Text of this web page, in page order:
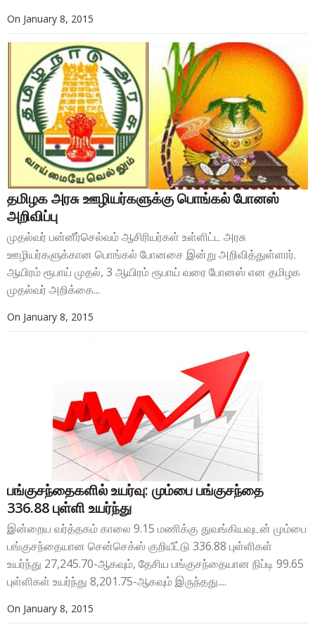
On January 8, 2015
தமிழக அரசு ஊழியர்களுக்கு பொங்கல் போனஸ்
அறிவிப்பு
முதல்வர் பன்னீர்செல்வம் ஆசிரியர்கள் உள்ளிட்ட அரசு
ஊழியர்களுக்கான பொங்கல் போனசை இன்று அறிவித்துள்ளார்.
ஆயிரம் ரூபாய் முதல், 3 ஆயிரம் ரூபாய் வரை போனஸ் என தமிழக
முதல்வர் அறிக்கை...
On January 8, 2015
பங்குசந்தைகளில் உயர்வு: மும்பை பங்குசந்தை
336.88 புள்ளி உயர்ந்து
இன்றைய வர்த்தகம் காலை 9.15 மணிக்கு துவங்கியவுடன் மும்பை
பங்குசந்தையான சென்செக்ஸ் குறியீட்டு 336.88 புள்ளிகள்
உயர்ந்து 27,245.70-ஆகவும், தேசிய பங்குசந்தையான நிப்டி 99.65
புள்ளிகள் உயர்ந்து 8,201.75-ஆகவும் இருந்தது....
On January 8, 2015